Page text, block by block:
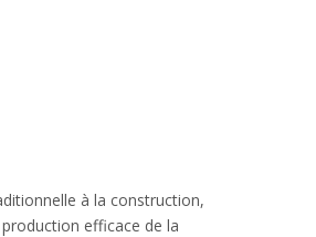
à la construction,
efficace de la